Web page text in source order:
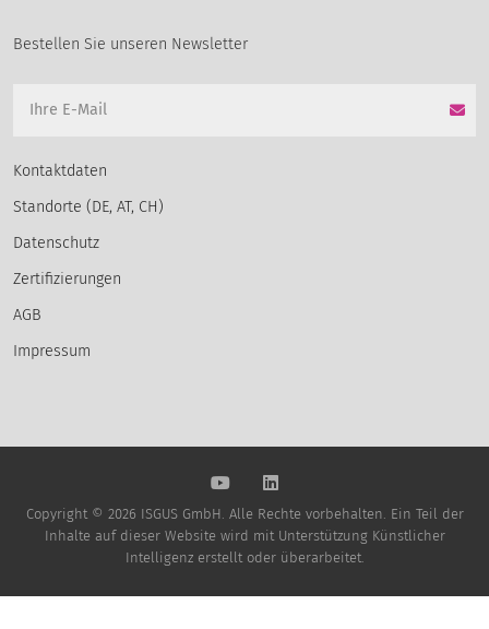
Bestellen Sie unseren Newsletter
Kontaktdaten
Standorte (DE, AT, CH)
Datenschutz
Zertifizierungen
AGB
Impressum
Copyright © 2026 ISGUS GmbH. Alle Rechte vorbehalten. Ein Teil der
Inhalte auf dieser Website wird mit Unterstützung Künstlicher
Intelligenz erstellt oder überarbeitet.